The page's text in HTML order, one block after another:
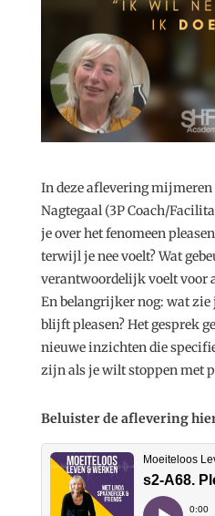
In deze aflevering
Nagtegaal (3P Coach/
je over het fenomeen
terwijl je nee voelt? Wat
verantwoordelijk voelt voor
En belangrijker nog: wat zie
blijft pleasen? Het gesprek
nieuwe inzichten die
zijn als je wilt stoppen met
Beluister de aflevering